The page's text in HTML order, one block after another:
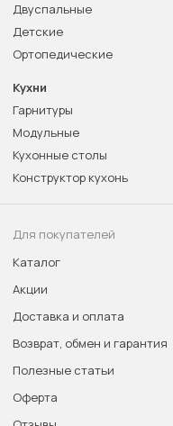
Двуспальные
Детские
Ортопедические
Кухни
Гарнитуры
Модульные
Кухонные столы
Конструктор кухонь
Для покупателей
Каталог
Акции
Доставка и оплата
Возврат, обмен и гарантия
Полезные статьи
Оферта